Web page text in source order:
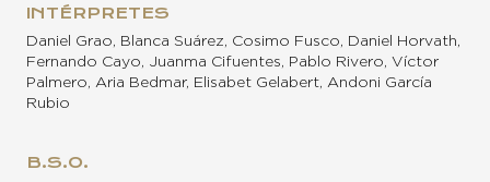
INTÉRPRETES
Daniel Grao, Blanca Suárez, Cosimo Fusco, Daniel Horvath,
Fernando Cayo, Juanma Cifuentes, Pablo Rivero, Víctor
Palmero, Aria Bedmar, Elisabet Gelabert, Andoni García
Rubio
B.S.O.